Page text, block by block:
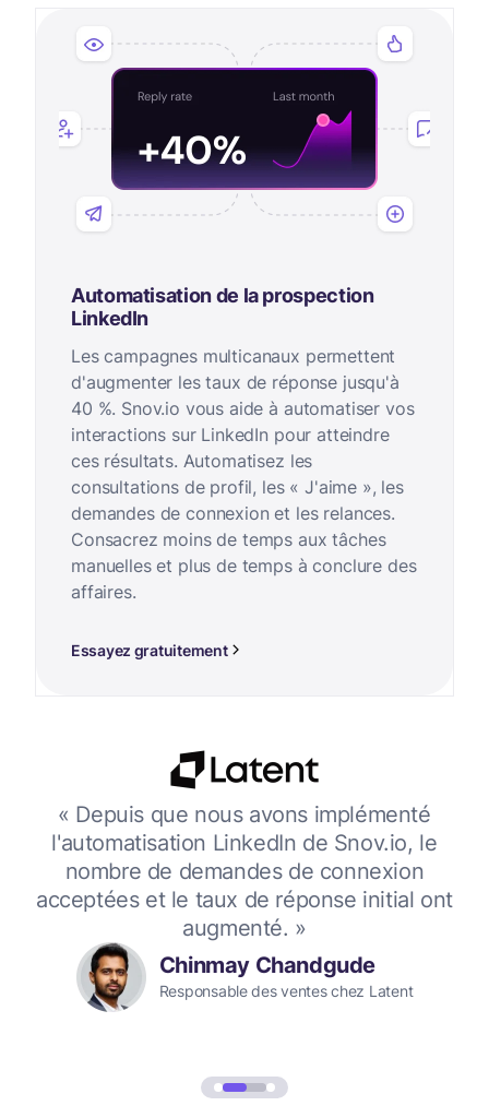
Automatisation de la prospection
LinkedIn
Les campagnes multicanaux permettent
d'augmenter les taux de réponse jusqu'à
40 %. Snov.io vous aide à automatiser vos
interactions sur LinkedIn pour atteindre
ces résultats. Automatisez les
consultations de profil, les « J'aime », les
demandes de connexion et les relances.
Consacrez moins de temps aux tâches
manuelles et plus de temps à conclure des
affaires.
Essayez gratuitement
« Depuis que nous avons implémenté
l'automatisation LinkedIn de Snov.io, le
nombre de demandes de connexion
acceptées et le taux de réponse initial ont
augmenté. »
Chinmay Chandgude
Responsable des ventes chez Latent